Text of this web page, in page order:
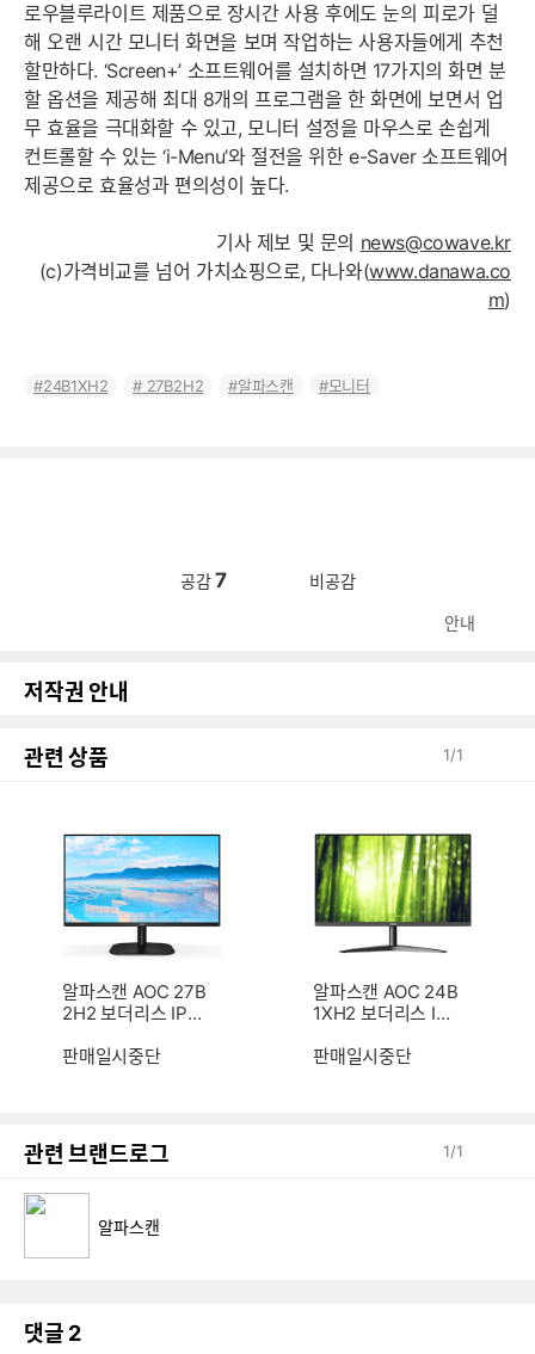
로우블루라이트 제품으로 장시간 사용 후에도 눈의 피로가 덜
해 오랜 시간 모니터 화면을 보며 작업하는 사용자들에게 추천
할만하다. ‘Screen+’ 소프트웨어를 설치하면 17가지의 화면 분
할 옵션을 제공해 최대 8개의 프로그램을 한 화면에 보면서 업
무 효율을 극대화할 수 있고, 모니터 설정을 마우스로 손쉽게
컨트롤할 수 있는 ‘i-Menu’와 절전을 위한 e-Saver 소프트웨어
제공으로 효율성과 편의성이 높다.
기사 제보 및 문의 news@cowave.kr
(c)가격비교를 넘어 가치쇼핑으로, 다나와(www.danawa.co
m)
24B1XH2 27B2H2 알파스캔 모니터
공감 7 비공감
안내
저작권 안내
관련 상품 1/1
알파스캔 AOC 27B
2H2 보더리스 IPS
점
판매일시중단
알파스캔 AOC 24B
1XH2 보더리스 IPS
점
판매일시중단
관련 브랜드로그 1/1
알파스캔
댓글 2